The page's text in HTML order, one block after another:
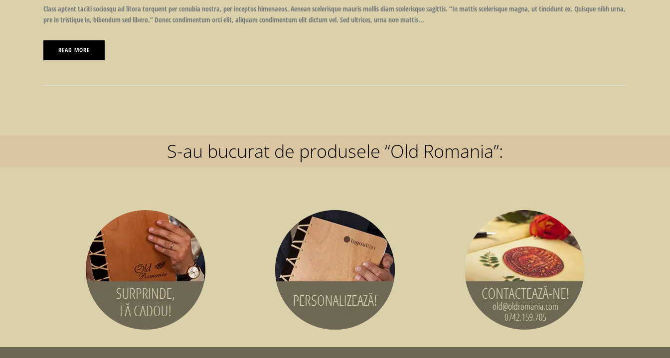
Class aptent taciti sociosqu ad litora torquent per conubia nostra, per inceptos himenaeos. Aenean scelerisque mauris mollis diam scelerisque sagittis. “In mattis scelerisque magna, ut tincidunt ex. Quisque nibh urna,
pre in tristique in, bibendum sed libero.” Donec condimentum orci elit, aliquam condimentum elit dictum vel. Sed ultrices, urna non mattis...
READ MORE
S-au bucurat de produsele “Old Romania”: